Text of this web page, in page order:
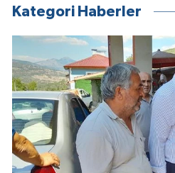
Kategori Haberler